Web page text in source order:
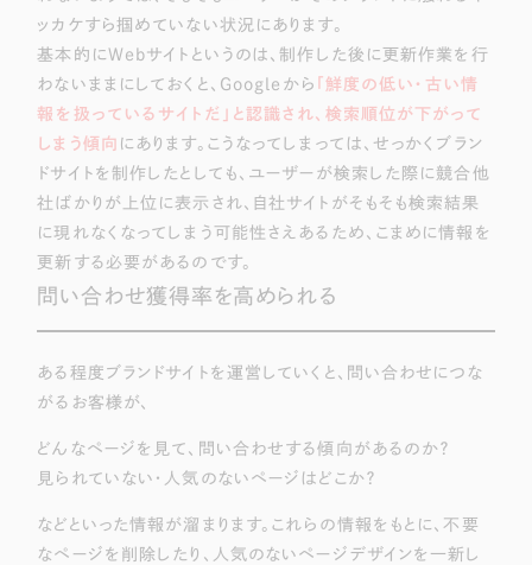
ッカケすら掴めていない状況にあります。
基本的にWebサイトというのは、制作した後に更新作業を行
わないままにしておくと、Googleから
「鮮度の低い・古い情
報を扱っているサイトだ」と認識され、検索順位が下がって
しまう傾向 にあります。こうなってしまっては、せっかくブラン
ドサイトを制作したとしても、ユーザーが検索した際に競合他
社ばかりが上位に表示され、自社サイトがそもそも検索結果
に現れなくなってしまう可能性さえあるため、こまめに情報を
更新する必要があるのです。
問い合わせ獲得率を高められる
ある程度ブランドサイトを運営していくと、問い合わせにつな
がるお客様が、
どんなページを見て、問い合わせする傾向があるのか？
見られていない・人気のないページはどこか？
などといった情報が溜まります。これらの情報をもとに、不要
なページを削除したり、人気のないページデザインを一新し